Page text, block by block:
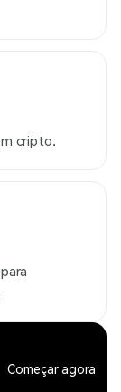
cripto.
Começar agora